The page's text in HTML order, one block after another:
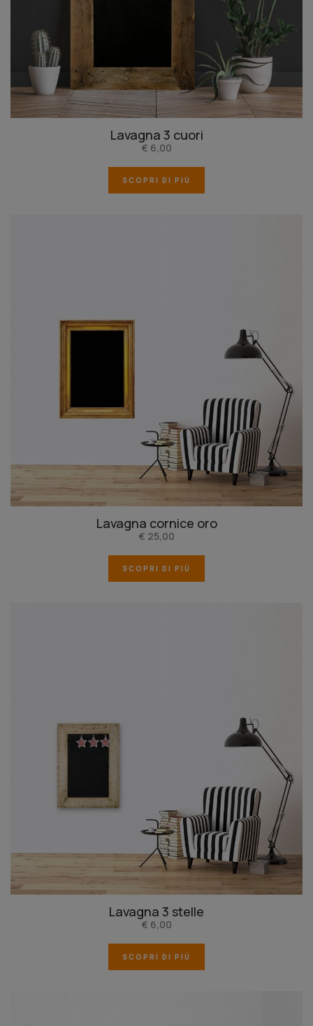
Lavagna 3 cuori
€ 6,00
SCOPRI DI PIÙ
Lavagna cornice oro
€ 25,00
SCOPRI DI PIÙ
Lavagna 3 stelle
€ 6,00
SCOPRI DI PIÙ